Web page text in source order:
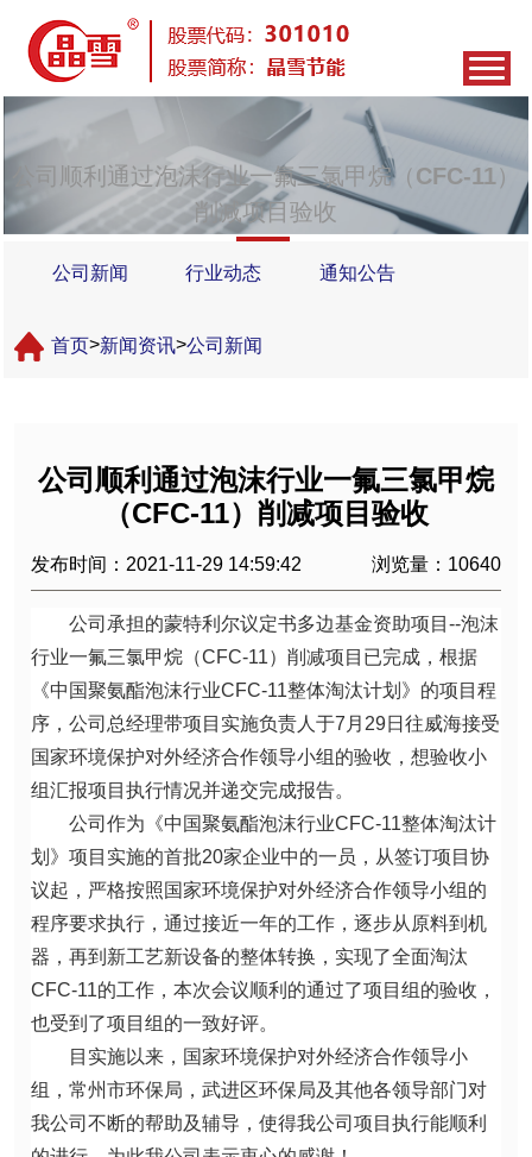
公司顺利通过泡沫行业一氟三氯甲烷（CFC-11）削
减项目验收
公司新闻 行业动态 通知公告
首页 >新闻资讯 >公司新闻
公司顺利通过泡沫行业一氟三氯甲
烷（CFC-11）削减项目验收
发布时间：2021-11-29 14:59:42 浏览量：10640
公司承担的蒙特利尔议定书多边基金资助项目--
泡沫行业一氟三氯甲烷（CFC-11）削减项目已完
成，根据《中国聚氨酯泡沫行业CFC-11整体淘汰计
划》的项目程序，公司总经理带项目实施负责人于7
月29日往威海接受国家环境保护对外经济合作领导
小组的验收，想验收小组汇报项目执行情况并递交完
成报告。
公司作为《中国聚氨酯泡沫行业CFC-11整体淘
汰计划》项目实施的首批20家企业中的一员，从签
订项目协议起，严格按照国家环境保护对外经济合作
领导小组的程序要求执行，通过接近一年的工作，逐
步从原料到机器，再到新工艺新设备的整体转换，实
现了全面淘汰CFC-11的工作，本次会议顺利的通过
了项目组的验收，也受到了项目组的一致好评。